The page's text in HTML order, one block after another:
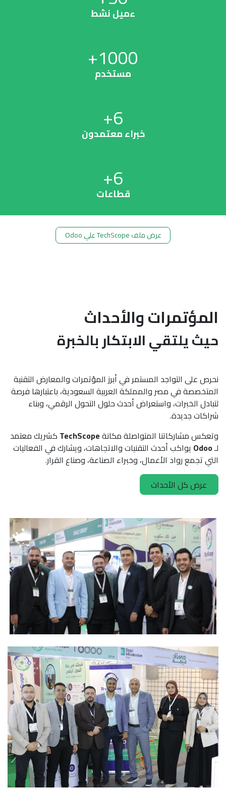
ءميل نشط
1000+
مستخدم
خبراء معتمدون
قطاعات
عرض ملف TechScope علي Odoo
والأحداث
يلتقي الابتكار بالخبرة
على التواجد المستمر في أبرز المؤتمرات والمعارض التقنية
في مصر والمملكة العربية السعودية، باعتبارها فرصة
الخبرات، واستعراض أحدث حلول التحول الرقمي، وبناء
جديدة.
مشاركاتنا المتواصلة مكانةTechScopeكشريك معتمد
يواكب أحدث التقنيات والاتجاهات، ويشارك في الفعاليات
تجمع رواد الأعمال، وخبراء الصناعة، وصناع القرار.
عرض كل الأحداث